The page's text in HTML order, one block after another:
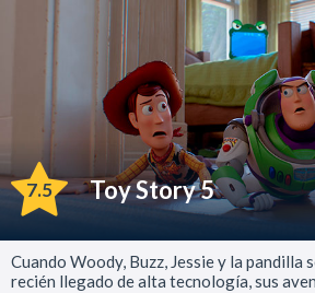
7.5 Toy Story 5
Cuando Woody, Buzz, Jessie y la pandilla
recién llegado de alta tecnología, sus